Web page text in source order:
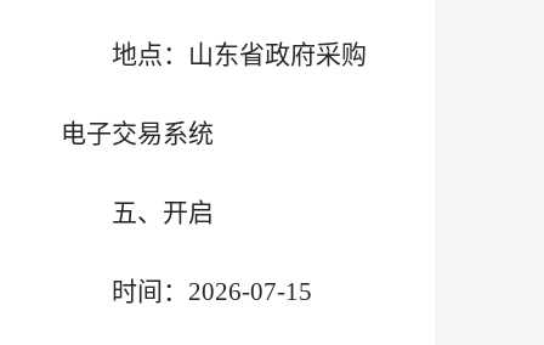
地点：山东省政府采购
电子交易系统
五、开启
时间：2026-07-15